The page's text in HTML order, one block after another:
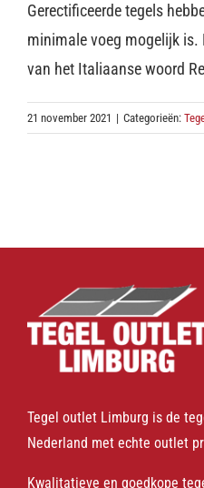
Gerectificeerde tegels
minimale voeg mogelijk is.
van het Italiaanse woord
21 november 2021 | Categorieën:
Tegel outlet Limburg is de
Nederland met echte outlet
Kwalitatieve en goedkope